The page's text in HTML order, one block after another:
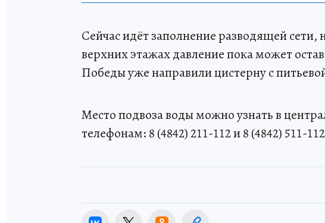
Сейчас идёт заполнение разводящей сети,
верхних этажах давление пока может
Победы уже направили цистерну с
Место подвоза воды можно узнать в
телефонам: 8 (4842) 211-112 и 8 (4842) 511-